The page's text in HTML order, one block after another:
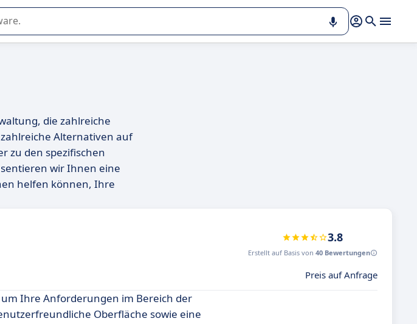
Software in Unternehmen.
die zahlreiche
Alternativen auf
zu den spezifischen
wir Ihnen eine
helfen können, Ihre
3.8
Erstellt auf Basis von 40 Bewertungen
Preis auf Anfrage
Ihre Anforderungen im Bereich der
Oberfläche sowie eine